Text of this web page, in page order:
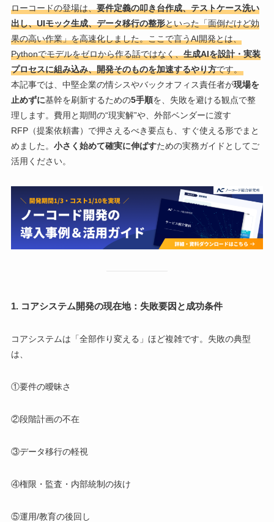
ローコードの登場は、要件定義の叩き台作成、テストケース洗い
出し、UIモック生成、データ移行の整形といった「面倒だけど効
果の高い作業」を高速化しました。ここで言うAI開発とは、
Pythonでモデルをゼロから作る話ではなく、生成AIを設計・実装
プロセスに組み込み、開発そのものを加速するやり方です。
本記事では、中堅企業の情シスやバックオフィス責任者が現場を
止めずに基幹を刷新するための5手順を、失敗を避ける観点で整
理します。費用と期間の“現実解”や、外部ベンダーに渡す
RFP（提案依頼書）で押さえるべき要点も、すぐ使える形でまと
めました。 小さく始めて確実に伸ばすための実務ガイドとしてご
活用ください。
1. コアシステム開発の現在地：失敗要因と成功条件
コアシステムは「全部作り変える」ほど複雑です。失敗の典型
は、
①要件の曖昧さ
②段階計画の不在
③データ移行の軽視
④権限・監査・内部統制の抜け
⑤運用/教育の後回し